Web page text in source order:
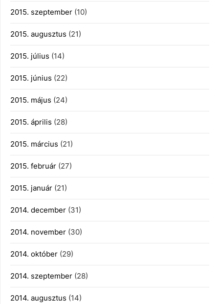
2015. szeptember (10)
2015. augusztus (21)
2015. július (14)
2015. június (22)
2015. május (24)
2015. április (28)
2015. március (21)
2015. február (27)
2015. január (21)
2014. december (31)
2014. november (30)
2014. október (29)
2014. szeptember (28)
2014. augusztus (14)